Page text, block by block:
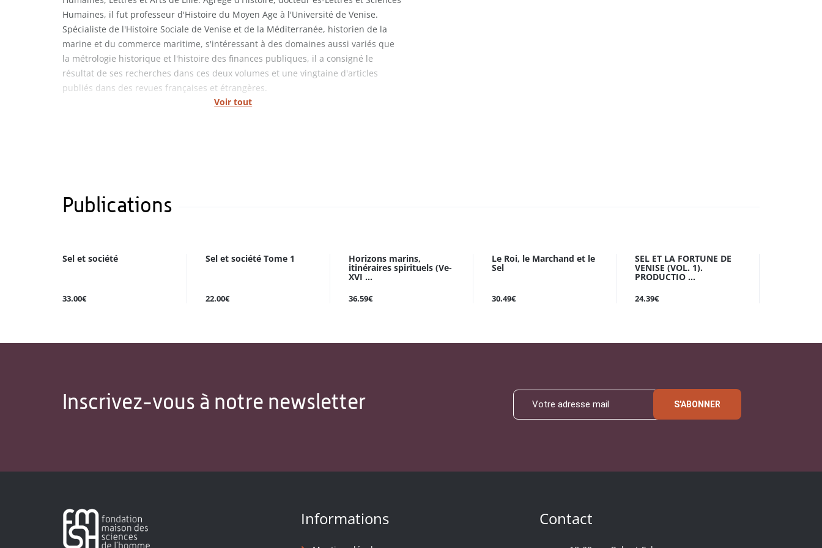
Voir tout
Humaines, il fut professeur d'Histoire du Moyen Age à l'Université de Venise.
Spécialiste de l'Histoire Sociale de Venise et de la Méditerranée, historien de la
marine et du commerce maritime, s'intéressant à des domaines aussi variés que
la métrologie historique et l'histoire des finances publiques, il a consigné le
résultat de ses recherches dans ces deux volumes et une vingtaine d'articles
publiés dans des revues françaises et étrangères.
Publications
Sel et société
33.00€
Sel et société Tome 1
22.00€
Horizons marins,
itinéraires spirituels (Ve-
XVI ...
36.59€
Le Roi, le Marchand et le
Sel
30.49€
SEL ET LA FORTUNE DE
VENISE (VOL. 1).
PRODUCTIO ...
24.39€
Inscrivez-vous à notre newsletter S'ABONNER
Informations Contact